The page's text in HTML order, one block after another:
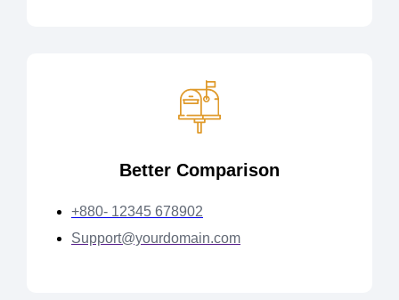
Better Comparison
+880- 12345 678902
Support@yourdomain.com